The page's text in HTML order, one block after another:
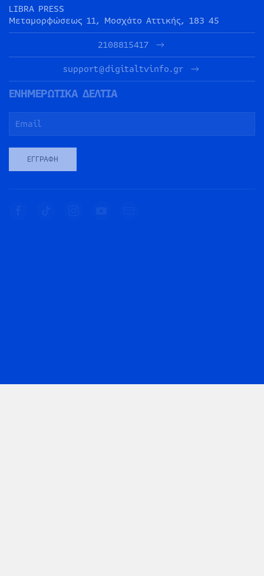
LIBRA PRESS
Μεταμορφώσεως 11, Μοσχάτο Αττικής, 183 45
2108815417
support@digitaltvinfo.gr
ΕΝΗΜΕΡΩΤΙΚΑ ΔΕΛΤΙΑ
ΕΓΓΡΑΦΉ